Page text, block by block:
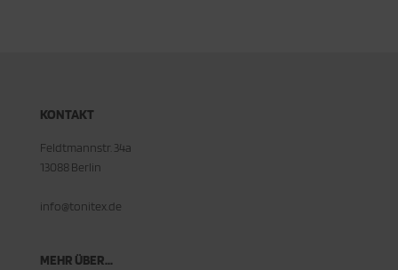
KONTAKT
Feldtmannstr. 34a
13088 Berlin
info@tonitex.de
MEHR ÜBER...